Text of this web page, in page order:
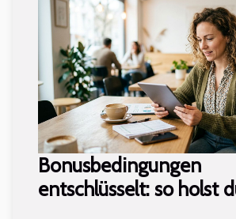
Bonusbedingungen
entschlüsselt: so holst